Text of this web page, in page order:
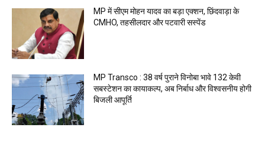
MP में सीएम मोहन यादव का बड़ा एक्शन, छिंदवाड़ा के
CMHO, तहसीलदार और पटवारी सस्पेंड
MP Transco : 38 वर्ष पुराने विनोबा भावे 132 केवी
सबस्टेशन का कायाकल्प, अब निर्बाध और विश्वसनीय होगी
बिजली आपूर्ति